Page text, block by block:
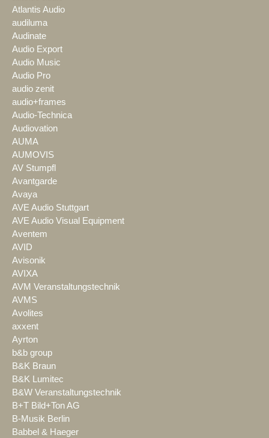
Atlantis Audio
audiluma
Audinate
Audio Export
Audio Music
Audio Pro
audio zenit
audio+frames
Audio-Technica
Audiovation
AUMA
AUMOVIS
AV Stumpfl
Avantgarde
Avaya
AVE Audio Stuttgart
AVE Audio Visual Equipment
Aventem
AVID
Avisonik
AVIXA
AVM Veranstaltungstechnik
AVMS
Avolites
axxent
Ayrton
b&b group
B&K Braun
B&K Lumitec
B&W Veranstaltungstechnik
B+T Bild+Ton AG
B-Musik Berlin
Babbel & Haeger